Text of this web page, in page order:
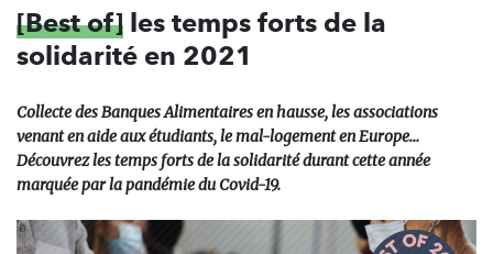
[Best of] les temps forts de la
solidarité en 2021
Collecte des Banques Alimentaires en hausse, les associations
venant en aide aux étudiants, le mal-logement en Europe…
Découvrez les temps forts de la solidarité durant cette année
marquée par la pandémie du Covid-19.